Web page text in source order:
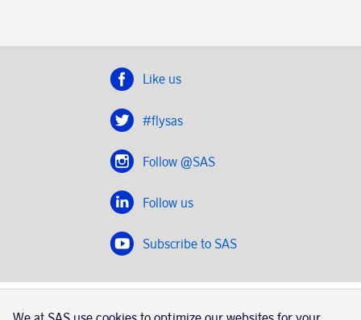
Like us
#flysas
Follow @SAS
Follow us
Subscribe to SAS
SAS 2020